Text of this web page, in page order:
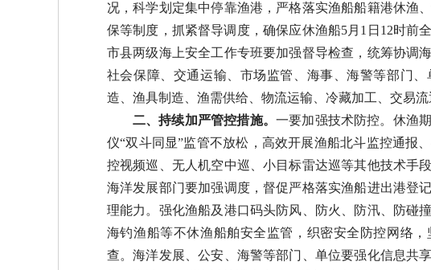
况，科学划定集中停靠渔港，严格落实渔船船籍港休渔
保等制度，抓紧督导调度，确保应休渔船5月1日12时前
市县两级海上安全工作专班要加强督导检查，统筹协调
社会保障、交通运输、市场监管、海事、海警等部门
造、渔具制造、渔需供给、物流运输、冷藏加工、交易流
二、持续加严管控措施。 一要加强技术防控。休渔
仪“双斗同显”监管不放松，高效开展渔船北斗监控通报
控视频巡、无人机空中巡、小目标雷达巡等其他技术手
海洋发展部门要加强调度，督促严格落实渔船进出港登
理能力。强化渔船及港口码头防风、防火、防汛、防碰
海钓渔船等不休渔船舶安全监管，织密安全防控网络
查。海洋发展、公安、海警等部门、单位要强化信息共